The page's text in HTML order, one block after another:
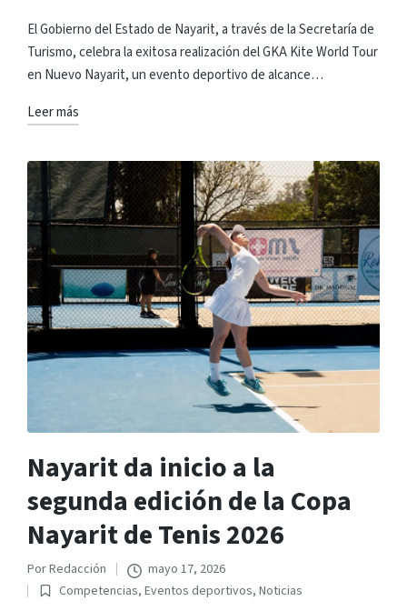
El Gobierno del Estado de Nayarit, a través de la Secretaría de
Turismo, celebra la exitosa realización del GKA Kite World Tour
en Nuevo Nayarit, un evento deportivo de alcance…
Leer más
Nayarit da inicio a la
segunda edición de la Copa
Nayarit de Tenis 2026
Publicado
por
PorRedacción
mayo 17, 2026
Publicado
Competencias, Eventos deportivos, Noticias